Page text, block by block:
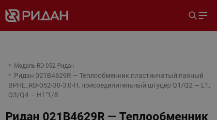
Модель RD-052 Ридан
Ридан 021B4629R — Теплообменник пластинчатый паяный
BPHE_RD-052-30-3,0-H, присоединительный штуцер Q1/Q2 — L1,
Q3/Q4 — H1"1/8
Ридан 021B4629R — Теплообменник